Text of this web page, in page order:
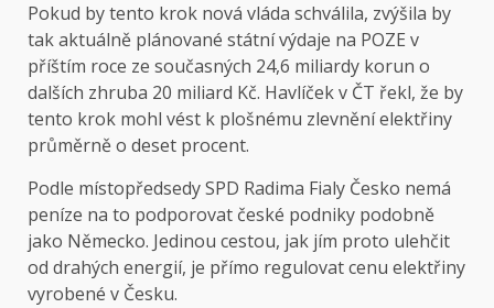
Pokud by tento krok nová vláda schválila, zvýšila by
tak aktuálně plánované státní výdaje na POZE v
příštím roce ze současných 24,6 miliardy korun o
dalších zhruba 20 miliard Kč. Havlíček v ČT řekl, že by
tento krok mohl vést k plošnému zlevnění elektřiny
průměrně o deset procent.
Podle místopředsedy SPD Radima Fialy Česko nemá
peníze na to podporovat české podniky podobně
jako Německo. Jedinou cestou, jak jím proto ulehčit
od drahých energií, je přímo regulovat cenu elektřiny
vyrobené v Česku.